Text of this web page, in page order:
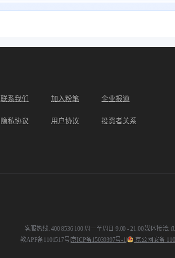
联系我们 加入粉笔 企业报道
隐私协议 用户协议 投资者关系
客服热线: 400 8536 100 周一至周日 9:00 - 21:00|媒体接洽:
教APP备1101517号 京ICP备15039397号-1 京公网安备